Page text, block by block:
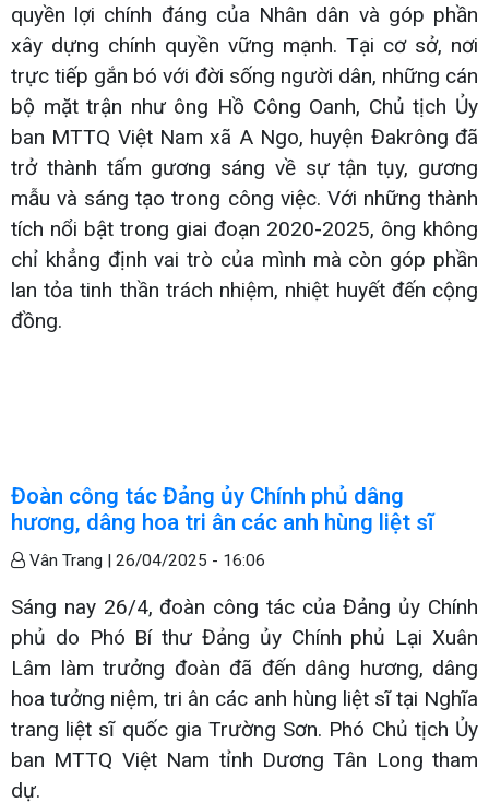
quyền lợi chính đáng của Nhân dân và góp phần
xây dựng chính quyền vững mạnh. Tại cơ sở, nơi
trực tiếp gắn bó với đời sống người dân, những cán
bộ mặt trận như ông Hồ Công Oanh, Chủ tịch Ủy
ban MTTQ Việt Nam xã A Ngo, huyện Đakrông đã
trở thành tấm gương sáng về sự tận tụy, gương
mẫu và sáng tạo trong công việc. Với những thành
tích nổi bật trong giai đoạn 2020-2025, ông không
chỉ khẳng định vai trò của mình mà còn góp phần
lan tỏa tinh thần trách nhiệm, nhiệt huyết đến cộng
đồng.
Đoàn công tác Đảng ủy Chính phủ dâng
hương, dâng hoa tri ân các anh hùng liệt sĩ
Vân Trang | 26/04/2025 - 16:06
Sáng ​nay 26/4, đoàn công tác của Đảng ủy Chính
phủ do Phó Bí thư Đảng ủy Chính phủ Lại Xuân
Lâm làm trưởng đoàn đã đến dâng hương, dâng
hoa tưởng niệm, tri ân các anh hùng liệt sĩ tại Nghĩa
trang liệt sĩ quốc gia Trường Sơn. Phó Chủ tịch Ủy
ban MTTQ Việt Nam tỉnh Dương Tân Long tham
dự.